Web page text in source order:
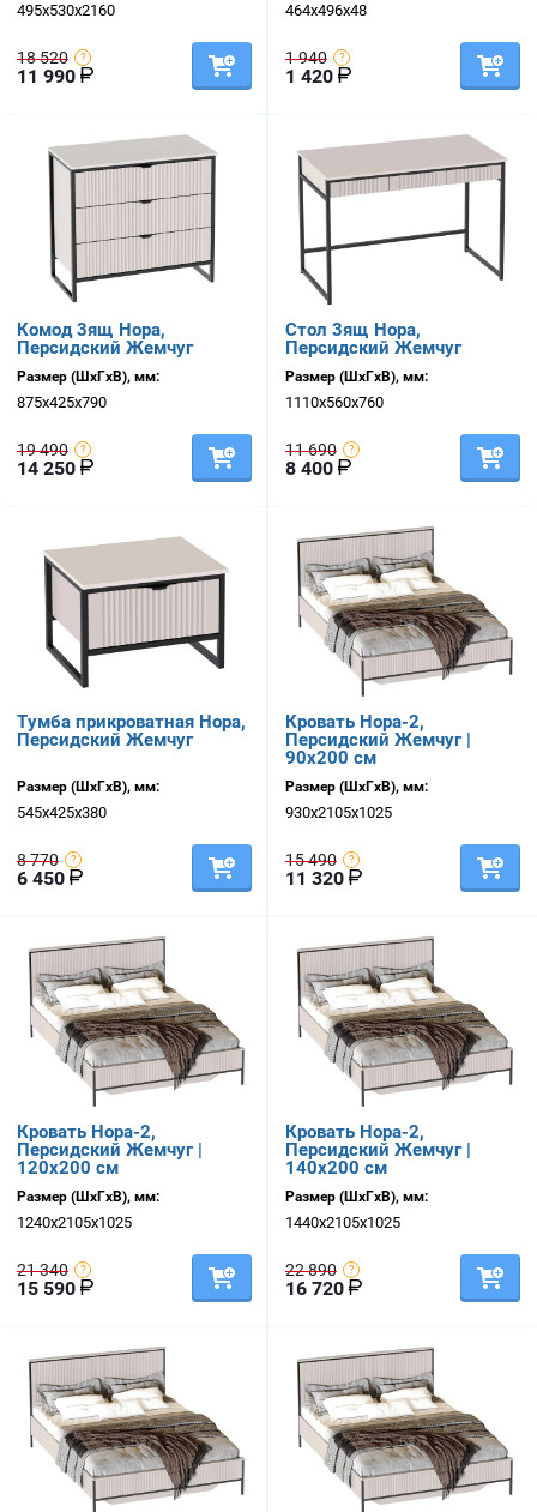
495х530х2160
18 520
11 990
464х496х48
1 940
1 420
Комод 3ящ Нора,
Персидский Жемчуг
Размер (ШхГхВ), мм:
875х425х790
19 490
14 250
Стол 3ящ Нора,
Персидский Жемчуг
Размер (ШхГхВ), мм:
1110х560х760
11 690
8 400
Тумба прикроватная Нора,
Персидский Жемчуг
Размер (ШхГхВ), мм:
545х425х380
8 770
6 450
Кровать Нора-2,
Персидский Жемчуг |
90х200 см
Размер (ШхГхВ), мм:
930х2105х1025
15 490
11 320
Кровать Нора-2,
Персидский Жемчуг |
120х200 см
Размер (ШхГхВ), мм:
1240х2105х1025
21 340
15 590
Кровать Нора-2,
Персидский Жемчуг |
140х200 см
Размер (ШхГхВ), мм:
1440х2105х1025
22 890
16 720